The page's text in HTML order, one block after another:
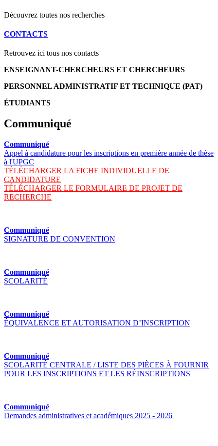
Découvrez toutes nos recherches
CONTACTS
Retrouvez ici tous nos contacts
ENSEIGNANT-CHERCHEURS ET CHERCHEURS
PERSONNEL ADMINISTRATIF ET TECHNIQUE (PAT)
ÉTUDIANTS
Communiqué
Communiqué
Appel à candidature pour les inscriptions en première année de thèse
à l'UPGC
TÉLÉCHARGER LA FICHE INDIVIDUELLE DE
CANDIDATURE
TÉLÉCHARGER LE FORMULAIRE DE PROJET DE
RECHERCHE
Communiqué
SIGNATURE DE CONVENTION
Communiqué
SCOLARITÉ
Communiqué
ÉQUIVALENCE ET AUTORISATION D’INSCRIPTION
Communiqué
SCOLARITÉ CENTRALE / LISTE DES PIÈCES À FOURNIR
POUR LES INSCRIPTIONS ET LES RÉINSCRIPTIONS
Communiqué
Demandes administratives et académiques 2025 - 2026